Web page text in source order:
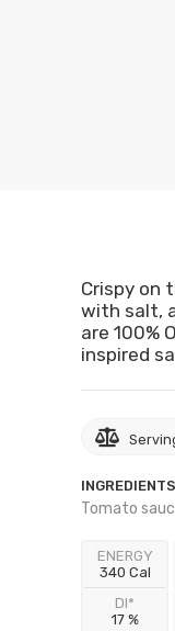
Crispy on
with salt,
are 100%
inspired
Tomato
ENERGY
340 Cal
DI*
17 %